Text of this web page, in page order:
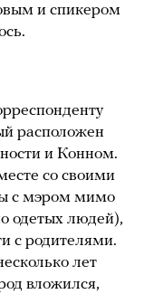
и спикером
расположен
и Конном.
со своими
с мэром мимо
одетых людей),
с родителями.
лет
вложился,